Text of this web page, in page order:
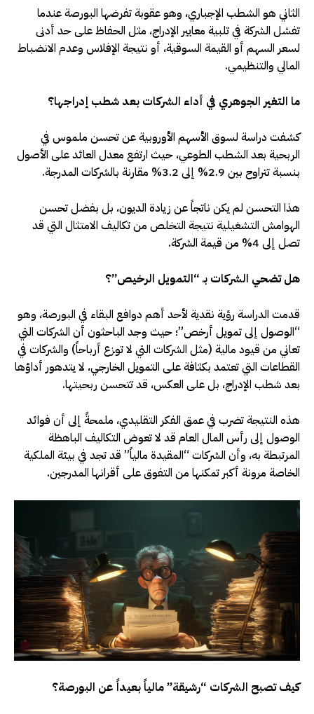
الثاني هو الشطب الإجباري، وهو عقوبة تفرضها البورصة عندما
تفشل الشركة في تلبية معايير الإدراج، مثل الحفاظ على حد أدنى
لسعر السهم أو القيمة السوقية، أو نتيجة الإفلاس وعدم الانضباط
المالي والتنظيمي.
ما التغير الجوهري في أداء الشركات بعد شطب إدراجها؟
كشفت دراسة لسوق الأسهم الأوروبية عن تحسن ملموس في
الربحية بعد الشطب الطوعي، حيث ارتفع معدل العائد على الأصول
بنسبة تتراوح بين 2.9% إلى 3.2% مقارنة بالشركات المدرجة.
هذا التحسن لم يكن ناتجاً عن زيادة الديون، بل بفضل تحسن
الهوامش التشغيلية نتيجة التخلص من تكاليف الامتثال التي قد
تصل إلى 4% من قيمة الشركة.
هل تضحي الشركات بـ “التمويل الرخيص”؟
قدمت الدراسة رؤية نقدية لأحد أهم دوافع البقاء في البورصة، وهو
“الوصول إلى تمويل أرخص”؛ حيث وجد الباحثون أن الشركات التي
تعاني من قيود مالية (مثل الشركات التي لا توزع أرباحاً) والشركات في
القطاعات التي تعتمد بكثافة على التمويل الخارجي، لا يتدهور أداؤها
بعد شطب الإدراج، بل على العكس، قد تتحسن ربحيتها.
هذه النتيجة تضرب في عمق الفكر التقليدي، ملمحةً إلى أن فوائد
الوصول إلى رأس المال العام قد لا تعوض التكاليف الباهظة
المرتبطة به، وأن الشركات “المقيدة مالياً” قد تجد في بيئة الملكية
الخاصة مرونة أكبر تمكنها من التفوق على أقرانها المدرجين.
كيف تصبح الشركات “رشيقة” مالياً بعيداً عن البورصة؟